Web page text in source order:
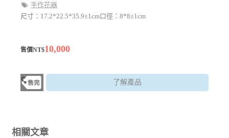
手作花器
尺寸：17.2*22.5*35.9±1cm口徑：8*8±1cm
售價NT$10,000
了解產品
相關文章